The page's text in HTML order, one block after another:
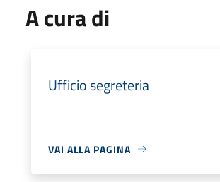
A cura di
Ufficio segreteria
VAI ALLA PAGINA